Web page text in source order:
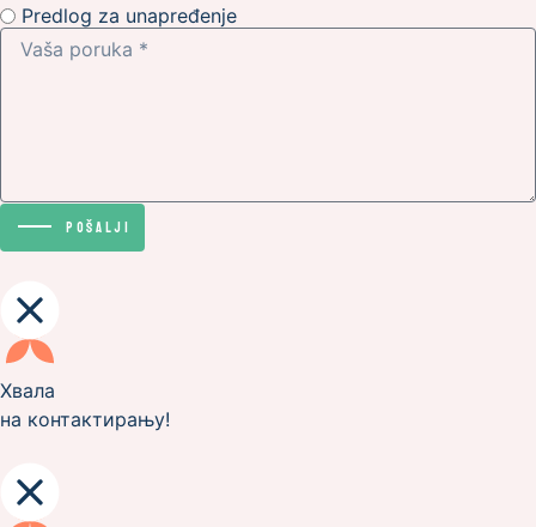
Predlog za unapređenje
PoŠalji
Хвала
на контактирању!